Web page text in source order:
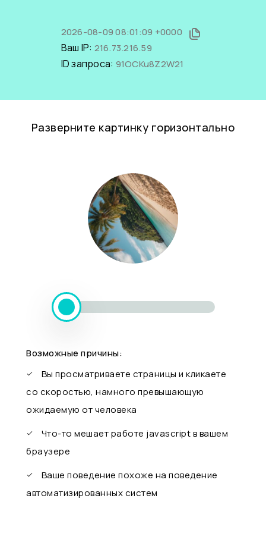
2026-08-09 08:01:09 +0000
Ваш IP: 216.73.216.59
ID запроса: 91OCKu8Z2W21
Разверните картинку горизонтально
Возможные причины:
Вы просматриваете страницы и кликаете
со скоростью, намного превышающую
ожидаемую от человека
Что-то мешает работе javascript в вашем
браузере
Ваше поведение похоже на поведение
автоматизированных систем